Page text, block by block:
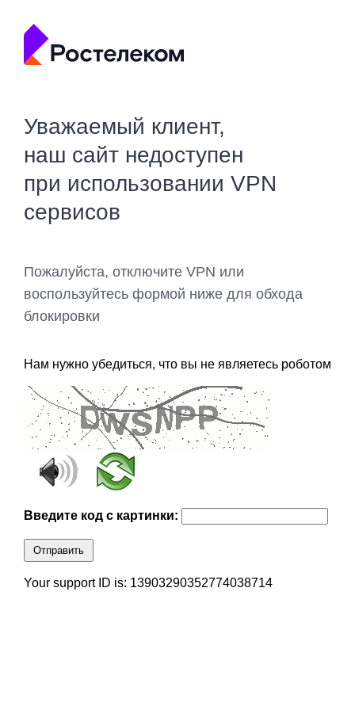
Уважаемый клиент,
наш сайт недоступен
при использовании VPN
сервисов
Пожалуйста, отключите VPN или
воспользуйтесь формой ниже для обхода
блокировки
Нам нужно убедиться, что вы не являетесь роботом
Введите код с картинки:
Отправить
Your support ID is: 13903290352774038714